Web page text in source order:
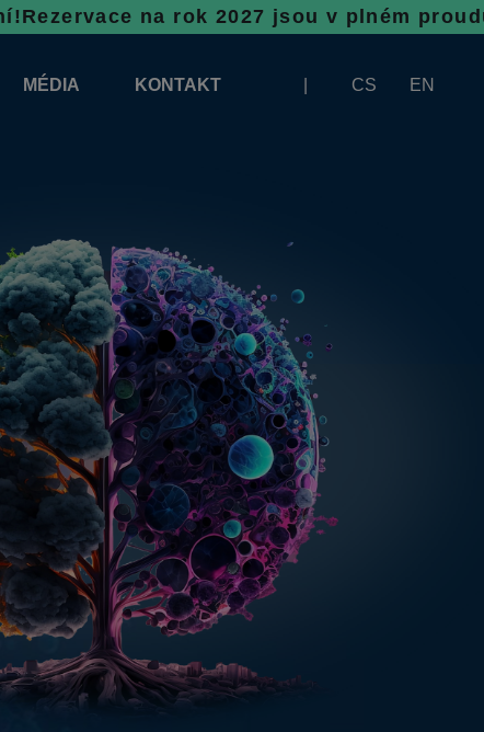
na rok 2027 jsou v plném proudu,
MÉDIA
ZÁŠTITY VÝSTAVY INFOTHERMA
FOTOGALERIE
KONTAKT CS EN